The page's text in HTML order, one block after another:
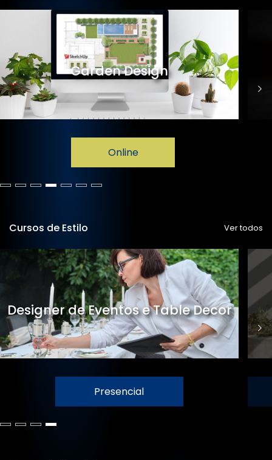
Garden Design
Online
Cursos de Estilo Ver todos
Designer de Eventos e Table Decor
Presencial